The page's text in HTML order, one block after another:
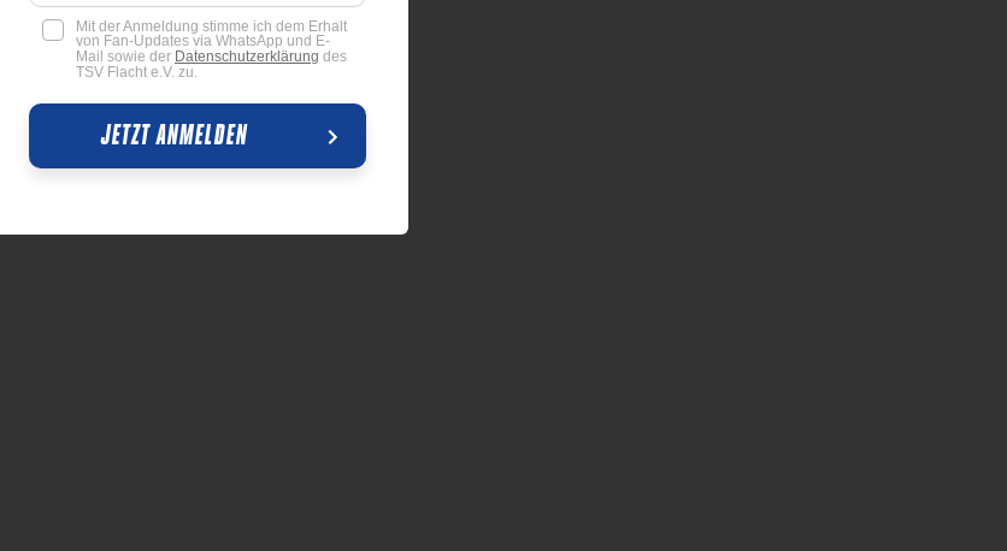
Mit der Anmeldung stimme ich dem Erhalt
von Fan-Updates via WhatsApp und E-
Mail sowie der Datenschutzerklärung des
TSV Flacht e.V. zu.
JETZT ANMELDEN